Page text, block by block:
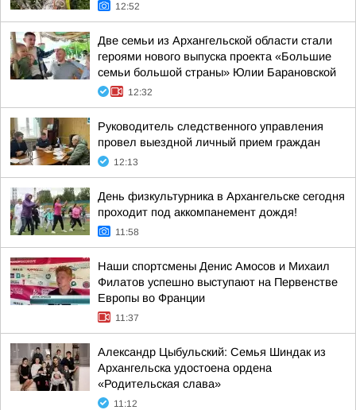
12:52
Две семьи из Архангельской области стали
героями нового выпуска проекта «Большие
семьи большой страны» Юлии Барановской
12:32
Руководитель следственного управления
провел выездной личный прием граждан
12:13
День физкультурника в Архангельске сегодня
проходит под аккомпанемент дождя!
11:58
Наши спортсмены Денис Амосов и Михаил
Филатов успешно выступают на Первенстве
Европы во Франции
11:37
Александр Цыбульский: Семья Шиндак из
Архангельска удостоена ордена
«Родительская слава»
11:12